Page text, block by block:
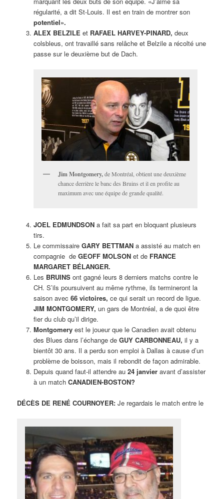
régularité, a dit St-Louis. Il est en train de montrer son
potentiel».
ALEX BELZILE et RAFAEL HARVEY-PINARD, deux
colsbleus, ont travaillé sans relâche et Belzile a récolté une
passe sur le deuxième but de Dach.
Jim Montgomery,de Montréal, obtient une deuxième
chance derrière le banc des Bruins et il en profite au
maximum avec une équipe de grande qualité.
JOEL EDMUNDSONa fait sa part en bloquant plusieurs
tirs.
Le commissaire GARY BETTMANa assisté au match en
compagnie de GEOFF MOLSONet de FRANCE
MARGARET BÉLANGER.
Les BRUINSont gagné leurs 8 derniers matchs contre le
CH. S’ils poursuivent au même rythme, ils termineront la
saison avec 66 victoires, ce qui serait un record de ligue.
JIM MONTGOMERY, un gars de Montréal, a de quoi être
fier du club qu’il dirige.
Montgomeryest le joueur que le Canadien avait obtenu
des Blues dans l’échange de GUY CARBONNEAU, il y a
bientôt 30 ans. Il a perdu son emploi à Dallas à cause d’un
problème de boisson, mais il rebondit de façon admirable.
Depuis quand faut-il attendre au 24 janvieravant d’assister
à un match CANADIEN-BOSTON?
DÉCÈS DE RENÉ COURNOYER:Je regardais le match entre le